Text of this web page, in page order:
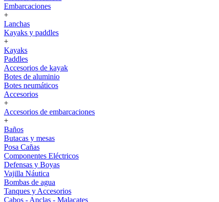
Embarcaciones
+
Lanchas
Kayaks y paddles
+
Kayaks
Paddles
Accesorios de kayak
Botes de aluminio
Botes neumáticos
Accesorios
+
Accesorios de embarcaciones
+
Baños
Butacas y mesas
Posa Cañas
Componentes Eléctricos
Defensas y Boyas
Vajilla Náutica
Bombas de agua
Tanques y Accesorios
Cabos - Anclas - Malacates